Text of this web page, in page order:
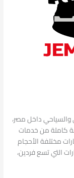
داخل مصر،
كاملة من خدمات
مختلفة الأحجام
التي تسع فردين،